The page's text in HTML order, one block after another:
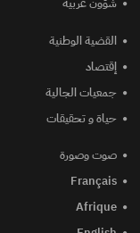
القضية الوطنية
إقتصاد
جمعيات الجالية
حياة و تحقيقات
صوت وصورة
Français
Afrique